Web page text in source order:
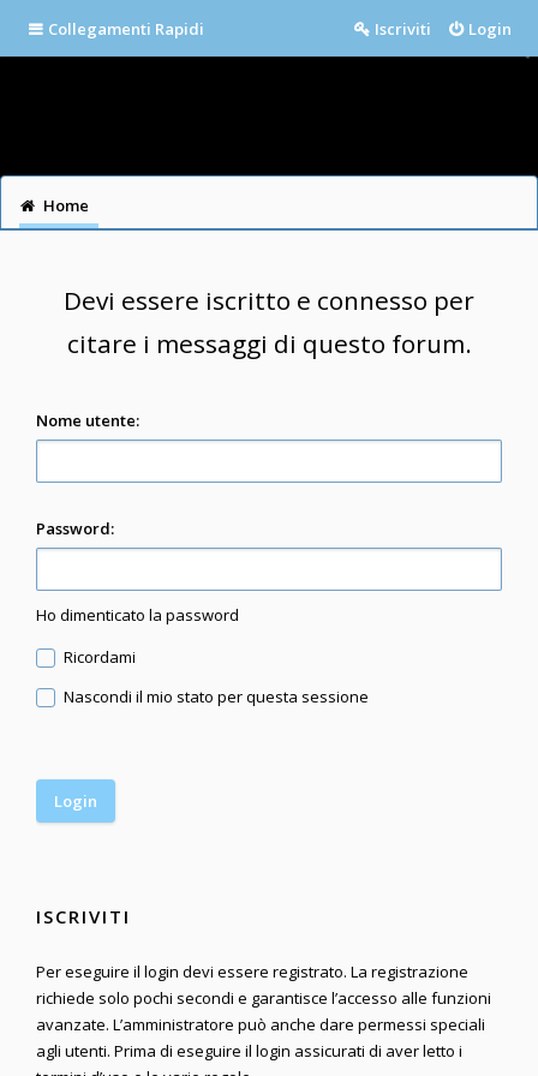
Collegamenti Rapidi Login
Iscriviti
Home
Devi essere iscritto e connesso per
citare i messaggi di questo forum.
Nome utente:
Password:
Ho dimenticato la password
Ricordami
Nascondi il mio stato per questa sessione
ISCRIVITI
Per eseguire il login devi essere registrato. La registrazione
richiede solo pochi secondi e garantisce l’accesso alle funzioni
avanzate. L’amministratore può anche dare permessi speciali
agli utenti. Prima di eseguire il login assicurati di aver letto i